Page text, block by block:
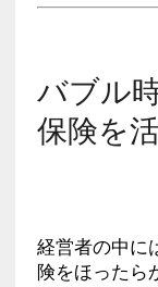
バブル
保険を
経営者の中に
険をほったら